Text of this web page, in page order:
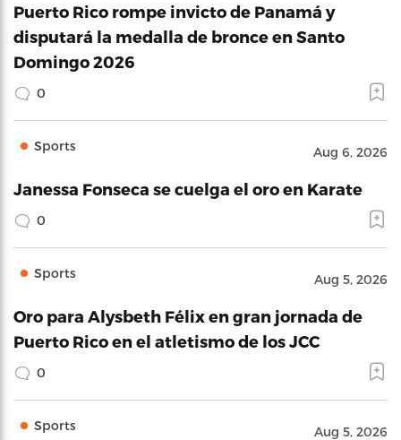
Puerto Rico rompe invicto de Panamá y
disputará la medalla de bronce en Santo
Domingo 2026
0
Sports Aug 6, 2026
Janessa Fonseca se cuelga el oro en Karate
0
Sports Aug 5, 2026
Oro para Alysbeth Félix en gran jornada de
Puerto Rico en el atletismo de los JCC
0
Sports Aug 5, 2026